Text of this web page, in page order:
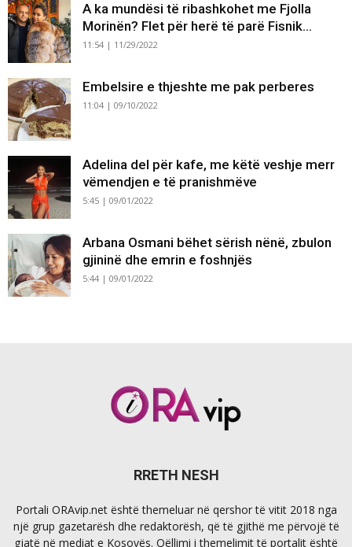
A ka mundësi të ribashkohet me Fjolla
Morinën? Flet për herë të parë Fisnik...
11:54 | 11/29/2022
Embelsire e thjeshte me pak perberes
11:04 | 09/10/2022
Adelina del për kafe, me këtë veshje merr
vëmendjen e të pranishmëve
5:45 | 09/01/2022
Arbana Osmani bëhet sërish nënë, zbulon
gjininë dhe emrin e foshnjës
5:44 | 09/01/2022
RRETH NESH
Portali ORAvip.net është themeluar në qershor të vitit 2018 nga
një grup gazetarësh dhe redaktorësh, që të gjithë me përvojë të
gjatë në mediat e Kosovës. Qëllimi i themelimit të portalit është